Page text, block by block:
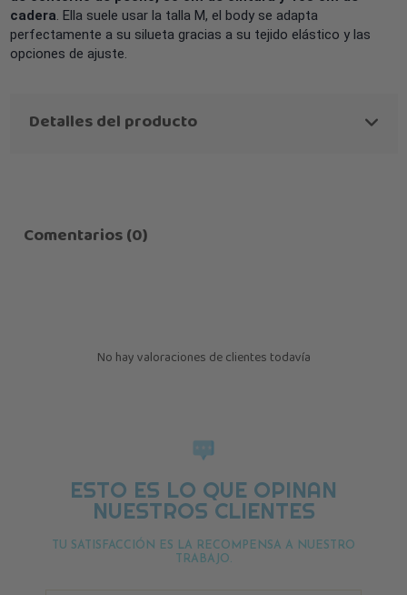
cadera. Ella suele usar la talla M, el body se adapta
perfectamente a su silueta gracias a su tejido elástico y las
opciones de ajuste.
Detalles del producto
Comentarios (0)
No hay valoraciones de clientes todavía
ESTO ES LO QUE OPINAN
NUESTROS CLIENTES
TU SATISFACCIÓN ES LA RECOMPENSA A NUESTRO
TRABAJO.